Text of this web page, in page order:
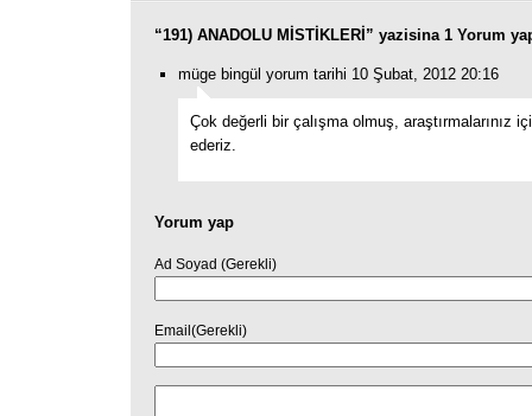
“191) ANADOLU MİSTİKLERİ” yazisina 1 Yorum
müge bingül yorum tarihi 10 Şubat, 2012 20:16
Çok değerli bir çalışma olmuş, araştırmalarınız
ederiz.
Yorum yap
Ad Soyad (Gerekli)
Email(Gerekli)